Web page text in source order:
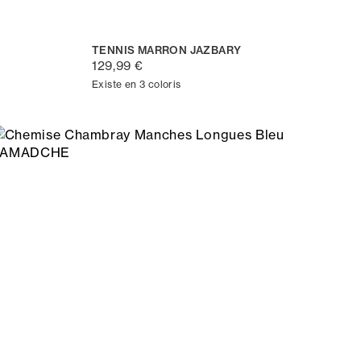
TENNIS MARRON JAZBARY
129,99 €
Existe en 3 coloris